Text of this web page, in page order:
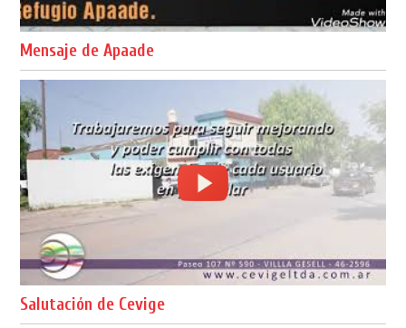
Mensaje de Apaade
Salutación de Cevige